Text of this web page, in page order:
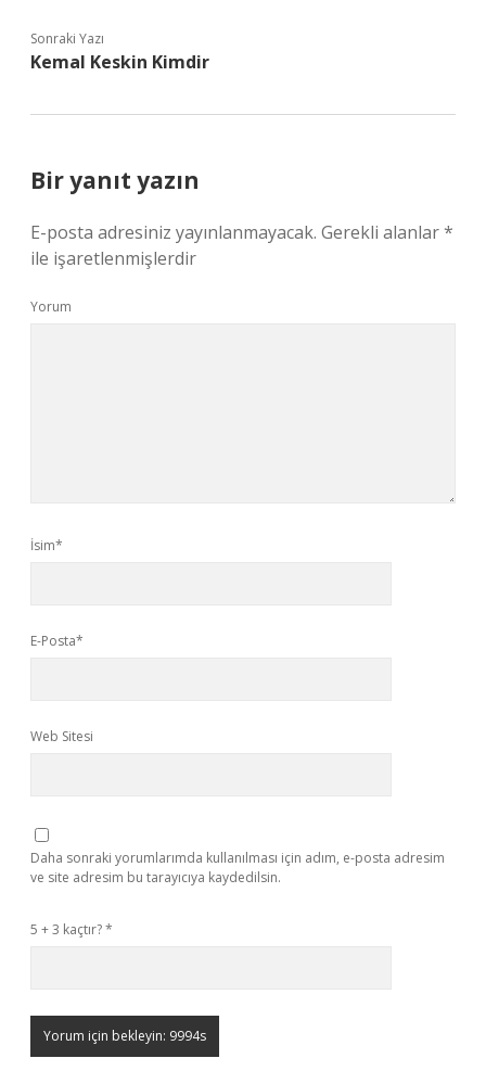
Sonraki Yazı
Kemal Keskin Kimdir
Bir yanıt yazın
E-posta adresiniz yayınlanmayacak. Gerekli alanlar*
ile işaretlenmişlerdir
Yorum
İsim*
E-Posta*
Web Sitesi
Daha sonraki yorumlarımda kullanılması için adım, e-posta adresim
ve site adresim bu tarayıcıya kaydedilsin.
5 + 3 kaçtır?*